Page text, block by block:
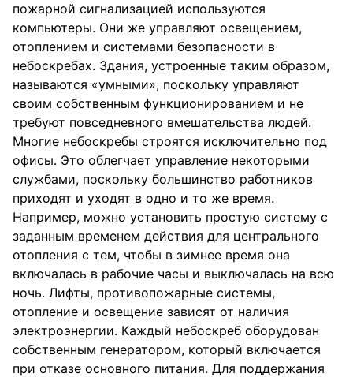
пожарной сигнализацией используются
компьютеры. Они же управляют освещением,
отоплением и системами безопасности в
небоскребах. Здания, устроенные таким образом,
называются «умными», поскольку управляют
своим собственным функционированием и не
требуют повседневного вмешательства людей.
Многие небоскребы строятся исключительно под
офисы. Это облегчает управление некоторыми
службами, поскольку большинство работников
приходят и уходят в одно и то же время.
Например, можно установить простую систему с
заданным временем действия для центрального
отопления с тем, чтобы в зимнее время она
включалась в рабочие часы и выключалась на всю
ночь. Лифты, противопожарные системы,
отопление и освещение зависят от наличия
электроэнергии. Каждый небоскреб оборудован
собственным генератором, который включается
при отказе основного питания. Для поддержания